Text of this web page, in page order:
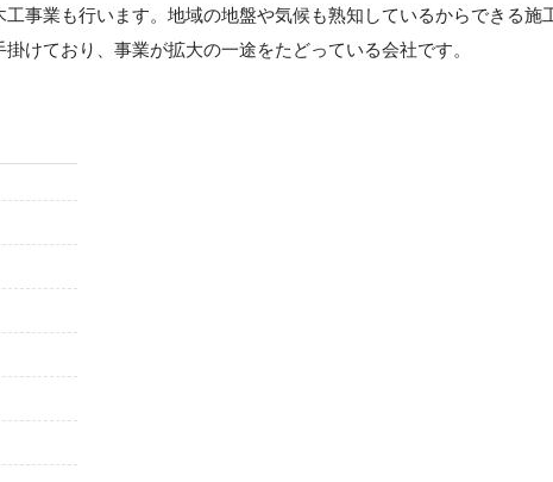
事業も行います。地域の地盤や気候も熟知しているからできる施
けており、事業が拡大の一途をたどっている会社です。